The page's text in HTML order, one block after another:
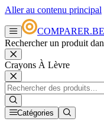
Aller au contenu principal
COMPARER.BE
Rechercher un produit
Crayons À Lèvre
Catégories